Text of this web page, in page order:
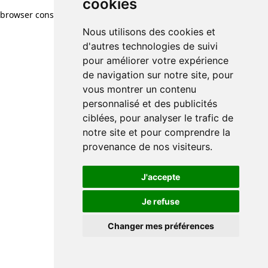
cookies
Nous utilisons des cookies et
d'autres technologies de suivi
pour améliorer votre expérience
de navigation sur notre site, pour
vous montrer un contenu
personnalisé et des publicités
ciblées, pour analyser le trafic de
notre site et pour comprendre la
provenance de nos visiteurs.
J'accepte
Je refuse
Changer mes préférences
browser console for more information)